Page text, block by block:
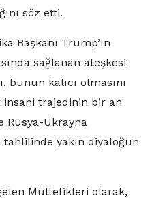
söz etti.
Başkanı Trump’ın
sağlanan ateşkesi
bunun kalıcı olmasını
insani trajedinin bir an
Rusya-Ukrayna
tahlilinde yakın diyaloğun
Müttefikleri olarak,